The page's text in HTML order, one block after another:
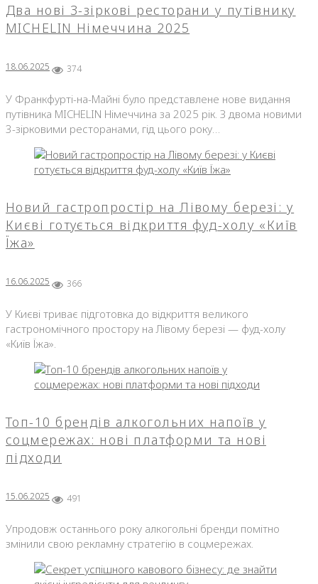
Два нові 3-зіркові ресторани у путівнику
MICHELIN Німеччина 2025
18.06.2025 374
У Франкфурті-на-Майні було представлене нове видання
путівника MICHELIN Німеччина за 2025 рік. З двома новими
3-зірковими ресторанами, гід цього року…
Новий гастропростір на Лівому березі: у
Києві готується відкриття фуд-холу «Київ
Їжа»
16.06.2025 366
У Києві триває підготовка до відкриття великого
гастрономічного простору на Лівому березі — фуд-холу
«Київ Їжа».
Топ-10 брендів алкогольних напоїв у
соцмережах: нові платформи та нові
підходи
15.06.2025 491
Упродовж останнього року алкогольні бренди помітно
змінили свою рекламну стратегію в соцмережах.